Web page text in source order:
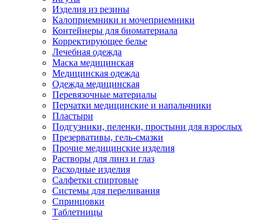
Изделия из резины
Калоприемники и мочеприемники
Контейнеры для биоматериала
Корректирующее белье
Лечебная одежда
Маска медицинская
Медицинская одежда
Одежда медицинская
Перевязочные материалы
Перчатки медицинские и напальчники
Пластыри
Подгузники, пеленки, простыни для взрослых
Презервативы, гель-смазки
Прочие медицинские изделия
Растворы для линз и глаз
Расходные изделия
Салфетки спиртовые
Системы для переливания
Спринцовки
Таблетницы